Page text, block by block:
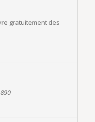
gratuitement des